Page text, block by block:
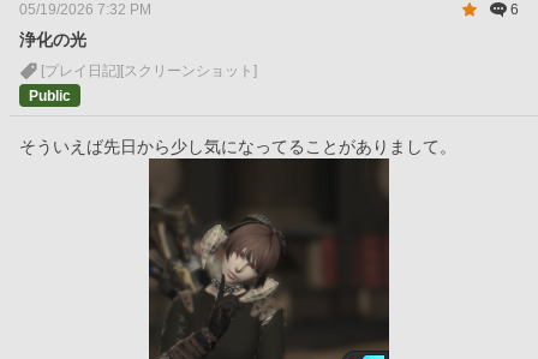
05/19/2026 7:32 PM 6
浄化の光
[プレイ日記] [スクリーンショット]
Public
そういえば先日から少し気になってることがありまして。